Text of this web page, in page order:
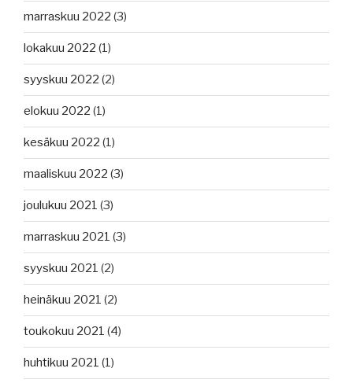
marraskuu 2022 (3)
lokakuu 2022 (1)
syyskuu 2022 (2)
elokuu 2022 (1)
kesäkuu 2022 (1)
maaliskuu 2022 (3)
joulukuu 2021 (3)
marraskuu 2021 (3)
syyskuu 2021 (2)
heinäkuu 2021 (2)
toukokuu 2021 (4)
huhtikuu 2021 (1)